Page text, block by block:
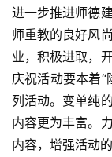
进一步推进师德
师重教的良好风
业，积极进取，
庆祝活动要本着
列活动。变单纯
内容更为丰富。
内容，增强活动